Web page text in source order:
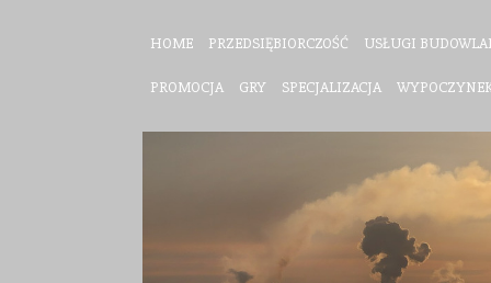
HOME PRZEDSIĘBIORCZOŚĆ USŁUGI
PROMOCJA GRY SPECJALIZACJA